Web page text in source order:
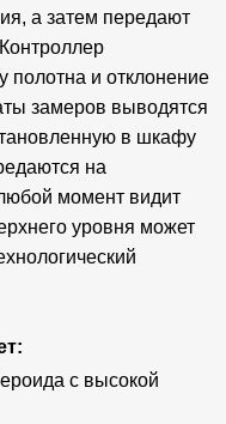
а затем передают
полотна и отклонение
замеров выводятся
в шкафу
на
момент видит
уровня может
с высокой